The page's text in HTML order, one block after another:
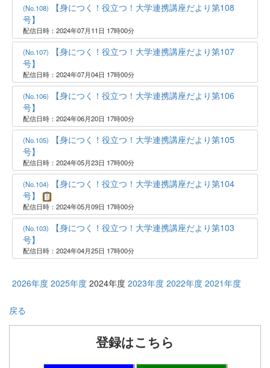
(No.108)
【身につく！役立つ！大学連携講座だより第108
号】
配信日時：2024年07月11日 17時00分
(No.107)
【身につく！役立つ！大学連携講座だより第107
号】
配信日時：2024年07月04日 17時00分
(No.106)
【身につく！役立つ！大学連携講座だより第106
号】
配信日時：2024年06月20日 17時00分
(No.105)
【身につく！役立つ！大学連携講座だより第105
号】
配信日時：2024年05月23日 17時00分
(No.104)
【身につく！役立つ！大学連携講座だより第104
号】
配信日時：2024年05月09日 17時00分
(No.103)
【身につく！役立つ！大学連携講座だより第103
号】
配信日時：2024年04月25日 17時00分
2026年度 2025年度 2024年度 2023年度 2022年度 2021年度
戻る
登録はこちら